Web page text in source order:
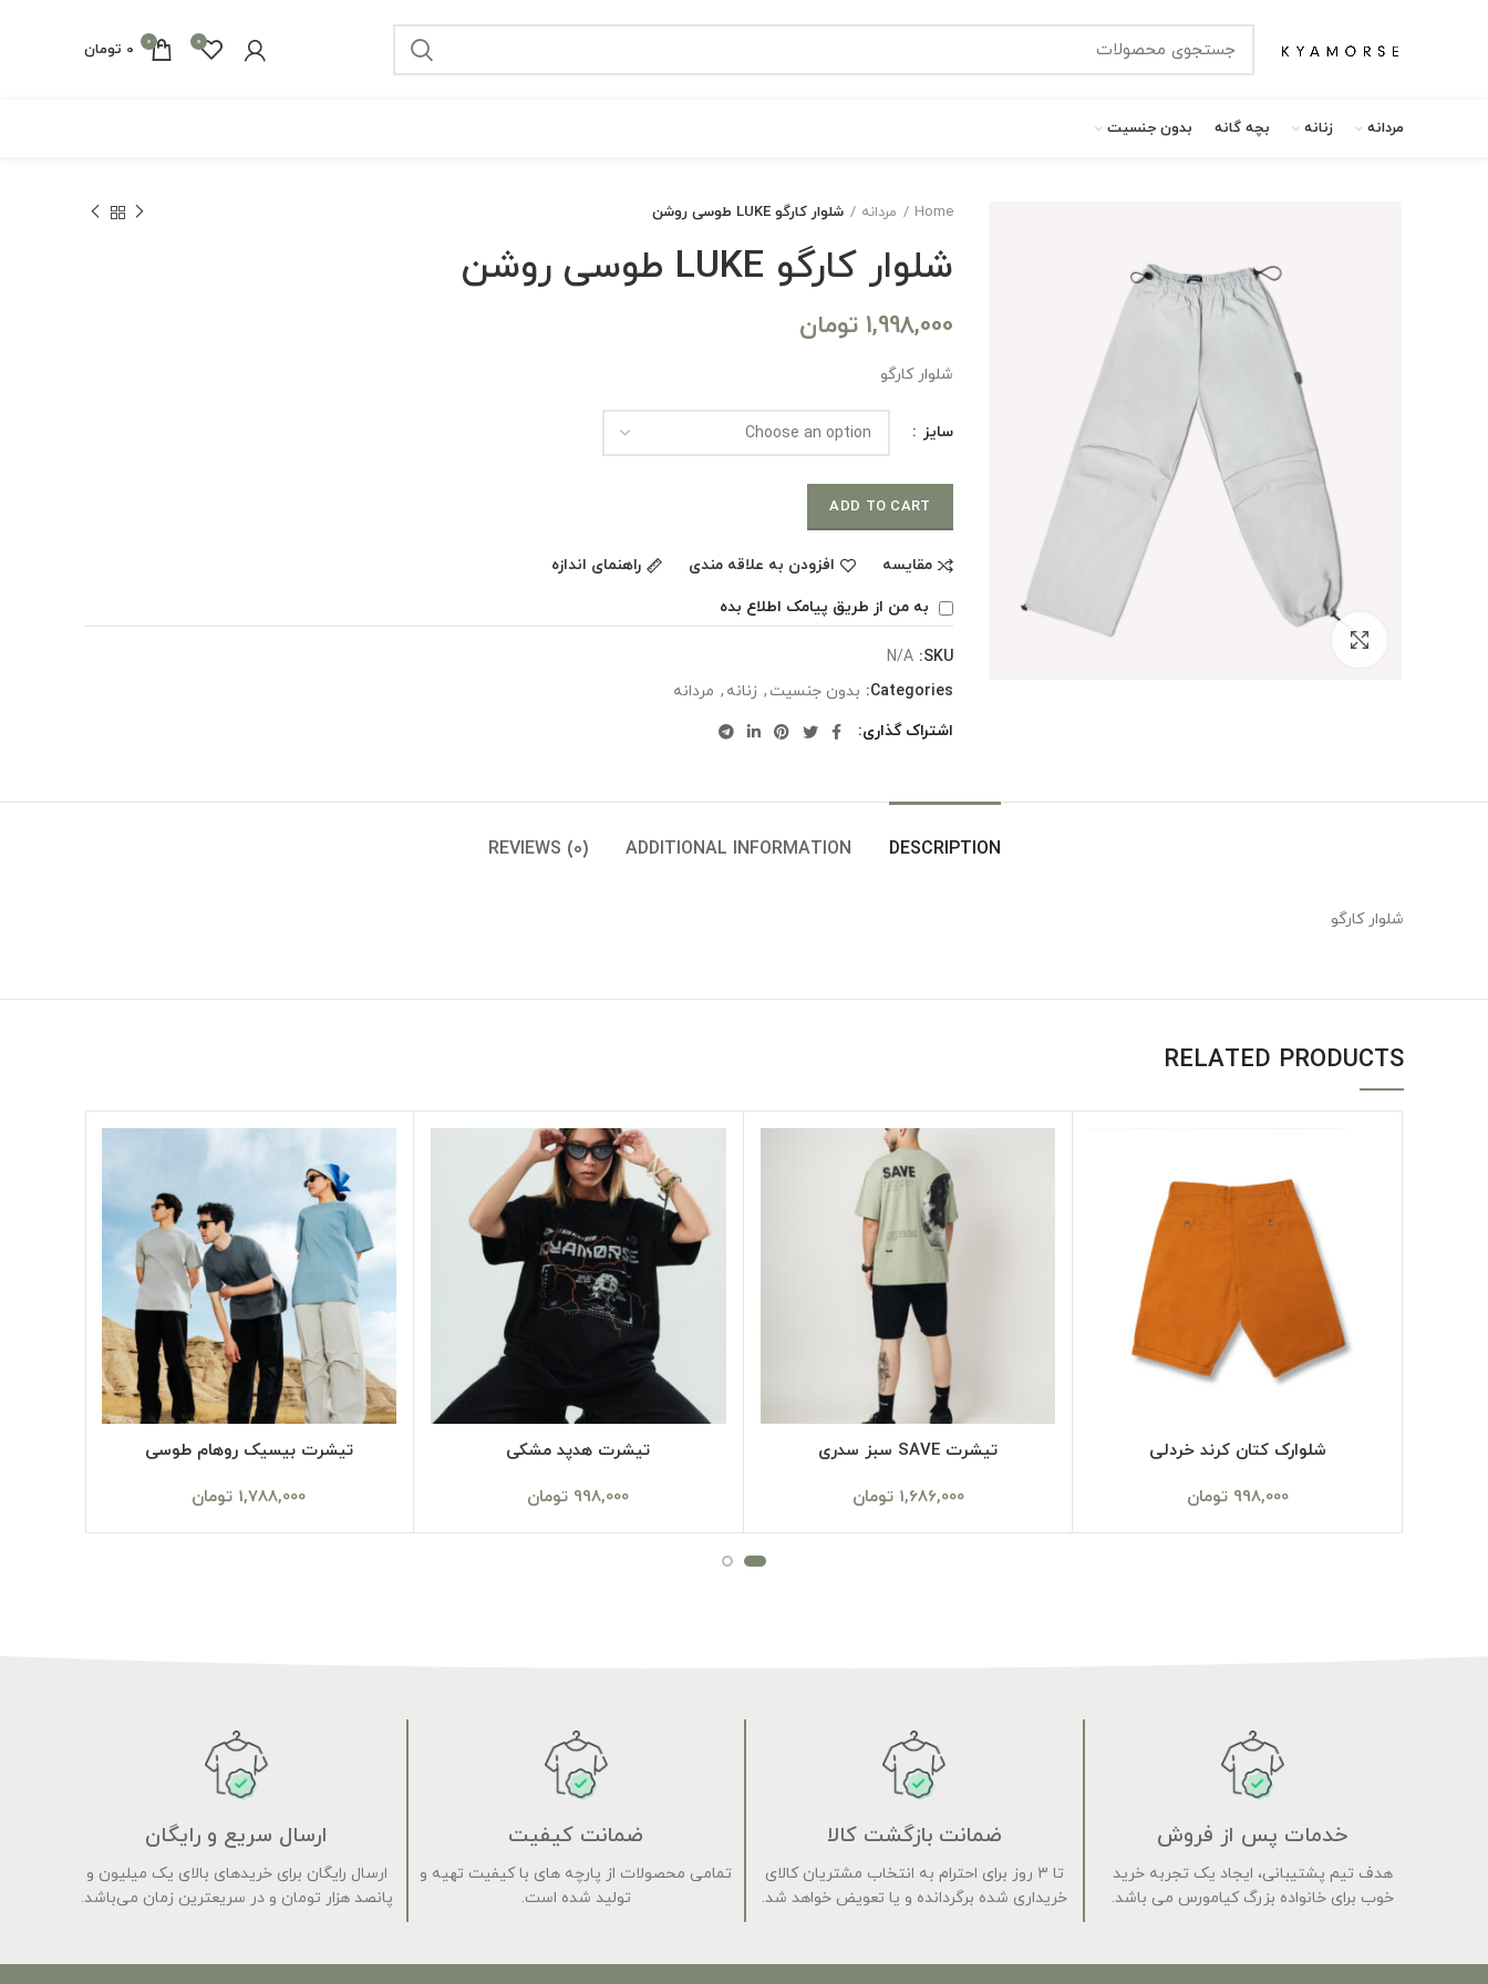
0
0
0 تومان
مردانه زنانه بچه گانه بدون جنسیت
Home مردانه شلوار کارگو LUKE طوسی روشن
شلوار کارگو LUKE طوسی روشن
1,998,000 تومان
شلوار کارگو
سایز
ADD TO CART
مقایسه افزودن به علاقه مندی
راهنمای اندازه
به من از طریق پیامک اطلاع بده
SKU:
N/A
Categories: بدون جنسیت , زنانه , مردانه
اشتراک گذاری
DESCRIPTION
ADDITIONAL INFORMATION
REVIEWS (0)
شلوار کارگو
RELATED PRODUCTS
SELECT OPTIONS
شلوارک کتان کرند خردلی
998,000 تومان
SELECT OPTIONSتیشرت SAVE سبز سدری
1,686,000 تومان
SELECT OPTIONS
تیشرت هدپد مشکی
998,000 تومان
SELECT OPTIONS
تیشرت بیسیک روهام طوسی
1,788,000 تومان
خدمات پس از فروش
هدف تیم پشتیبانی، ایجاد یک تجربه خرید
خوب برای خانواده بزرگ کیامورس می باشد.
ضمانت بازگشت کالا
تا ۳ روز برای احترام به انتخاب مشتریان کالای
خریداری شده برگردانده و یا تعویض خواهد شد.
ضمانت کیفیت
تمامی محصولات از پارچه های با کیفیت تهیه و
تولید شده است.
ارسال سریع و رایگان
ارسال رایگان برای خریدهای بالای یک میلیون و
پانصد هزار تومان و در سریعترین زمان می‌باشد.